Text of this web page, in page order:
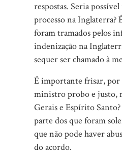
respostas. Seria
processo na Inglaterra?
foram tramados pelos
indenização na
sequer ser chamado à
É importante frisar, por
ministro probo e justo,
Gerais e Espírito
parte dos que foram
que não pode haver
do acordo.